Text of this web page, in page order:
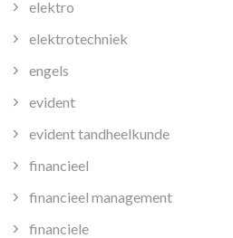
elektro
elektrotechniek
engels
evident
evident tandheelkunde
financieel
financieel management
financiele